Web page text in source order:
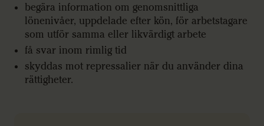
begära information om genomsnittliga
lönenivåer, uppdelade efter kön, för arbetstagare
som utför samma eller likvärdigt arbete
få svar inom rimlig tid
skyddas mot repressalier när du använder dina
rättigheter.